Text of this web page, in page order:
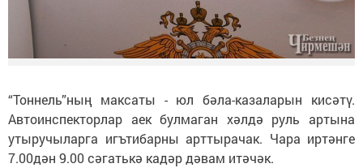
“Тоннель”ның максаты - юл бәла-казаларын кисәтү.
Автоинспекторлар аек булмаган хәлдә руль артына
утыручыларга игътибарны арттырачак. Чара иртәнге
7.00дән 9.00 сәгатькә кадәр дәвам итәчәк.